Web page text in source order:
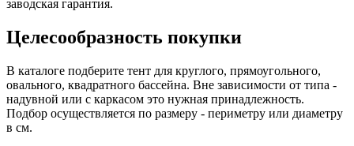
заводская гарантия.
Целесообразность покупки
В каталоге подберите тент для круглого, прямоугольного,
овального, квадратного бассейна. Вне зависимости от типа -
надувной или с каркасом это нужная принадлежность.
Подбор осуществляется по размеру - периметру или диаметру
в см.